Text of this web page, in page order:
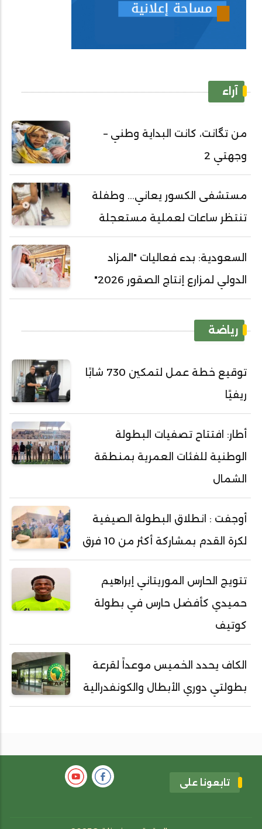
آراء
من تگانت، كانت البداية وطني –
وجهتي 2
مستشفى الكسور يعاني... وطفلة
تنتظر ساعات لعملية مستعجلة
السعودية: بدء فعاليات "المزاد
الدولي لمزارع إنتاج الصقور 2026"
رياضة
توقيع خطة عمل لتمكين 730 شابًا
ريفيًا
أطار: افتتاح تصفيات البطولة
الوطنية للفئات العمرية بمنطقة
الشمال
أوجفت : انطلاق البطولة الصيفية
لكرة القدم بمشاركة أكثر من 10 فرق
تتويج الحارس الموريتاني إبراهيم
حميدي كأفضل حارس في بطولة
كوتيف
الكاف يحدد الخميس موعداً لقرعة
بطولتي دوري الأبطال والكونفدرالية
تابعونا على